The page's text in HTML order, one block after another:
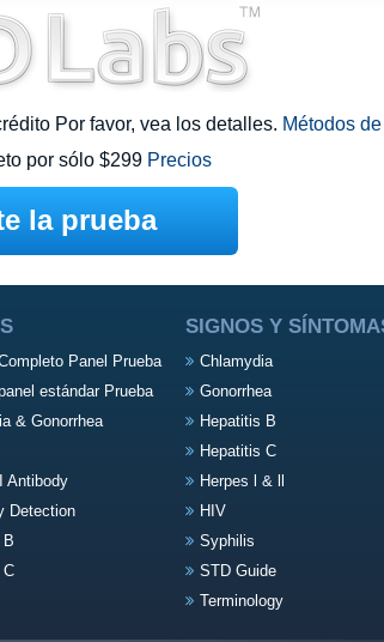
Por favor, vea los detalles. Métodos
por sólo $299 Precios
la prueba
Panel Prueba
estándar Prueba
& Gonorrhea
Antibody
Detection
B
C
SIGNOS Y
Chlamydia
Gonorrhea
Hepatitis B
Hepatitis C
Herpes l & ll
HIV
Syphilis
STD Guide
Terminology